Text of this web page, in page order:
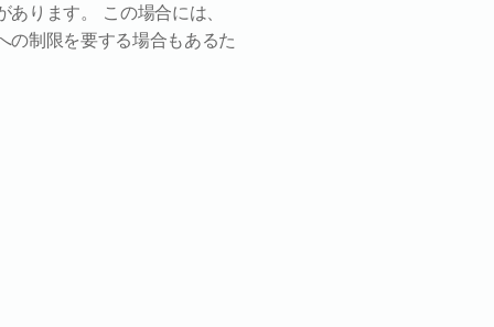
あります。 この場合には、
の制限を要する場合もあるた